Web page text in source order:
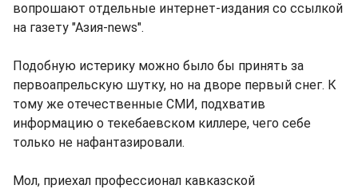
вопрошают отдельные интернет-издания со ссылкой
на газету "Азия-news".
Подобную истерику можно было бы принять за
первоапрельскую шутку, но на дворе первый снег. К
тому же отечественные СМИ, подхватив
информацию о текебаевском киллере, чего себе
только не нафантазировали.
Мол, приехал профессионал кавказской